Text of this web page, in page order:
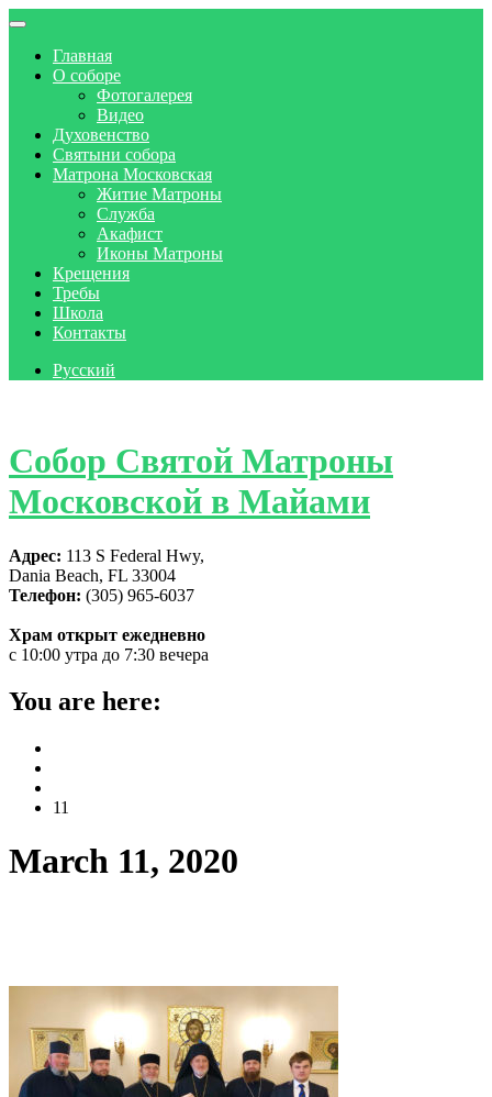
Главная
О соборе
Фотогалерея
Видео
Духовенство
Святыни собора
Матрона Московская
Житие Матроны
Служба
Акафист
Иконы Матроны
Крещения
Требы
Школа
Контакты
Русский
Собор Святой Матроны
Московской в Майами
Адрес: 113 S Federal Hwy,
Dania Beach, FL 33004
Телефон: (305) 965-6037
Храм открыт ежедневно
с 10:00 утра до 7:30 вечера
You are here:
11
March 11, 2020